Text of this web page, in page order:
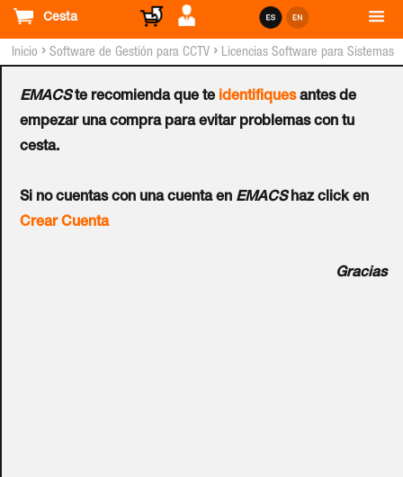
Cesta
EMACSte recomienda que te identifiquesantes de
empezar una compra para evitar problemas con tu
cesta.
Si no cuentas con una cuenta en EMACShaz click en
Crear Cuenta
Gracias
Inicio › Software de Gestión para CCTV › Licencias Software para Sistemas
Licencia GEOVISION™ GV-
POS Text Sender-12
Ref.: 55-POSTS-012
Utilizando GV-POS Text Sender, en su GV-VMS / DVR /